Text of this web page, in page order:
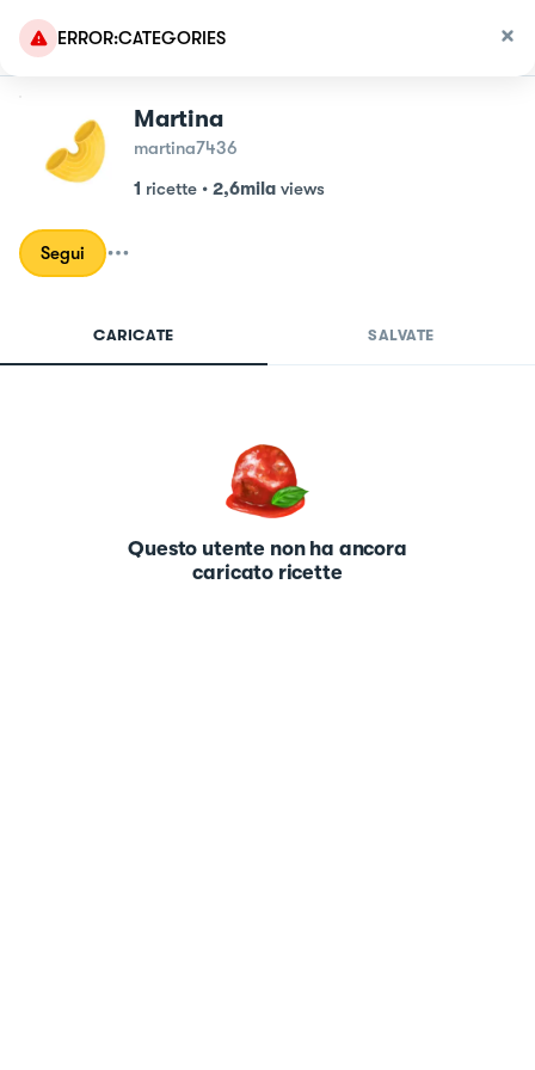
ERROR:CATEGORIES
Martina
martina7436
1 ricette • 2,6mila views
Segui
CARICATE SALVATE
Questo utente non ha ancora
caricato ricette